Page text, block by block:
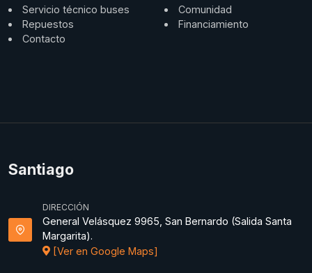
Servicio técnico buses
Repuestos
Contacto
Comunidad
Financiamiento
Santiago
DIRECCIÓN
General Velásquez 9965, San Bernardo (Salida Santa
Margarita).
[Ver en Google Maps]